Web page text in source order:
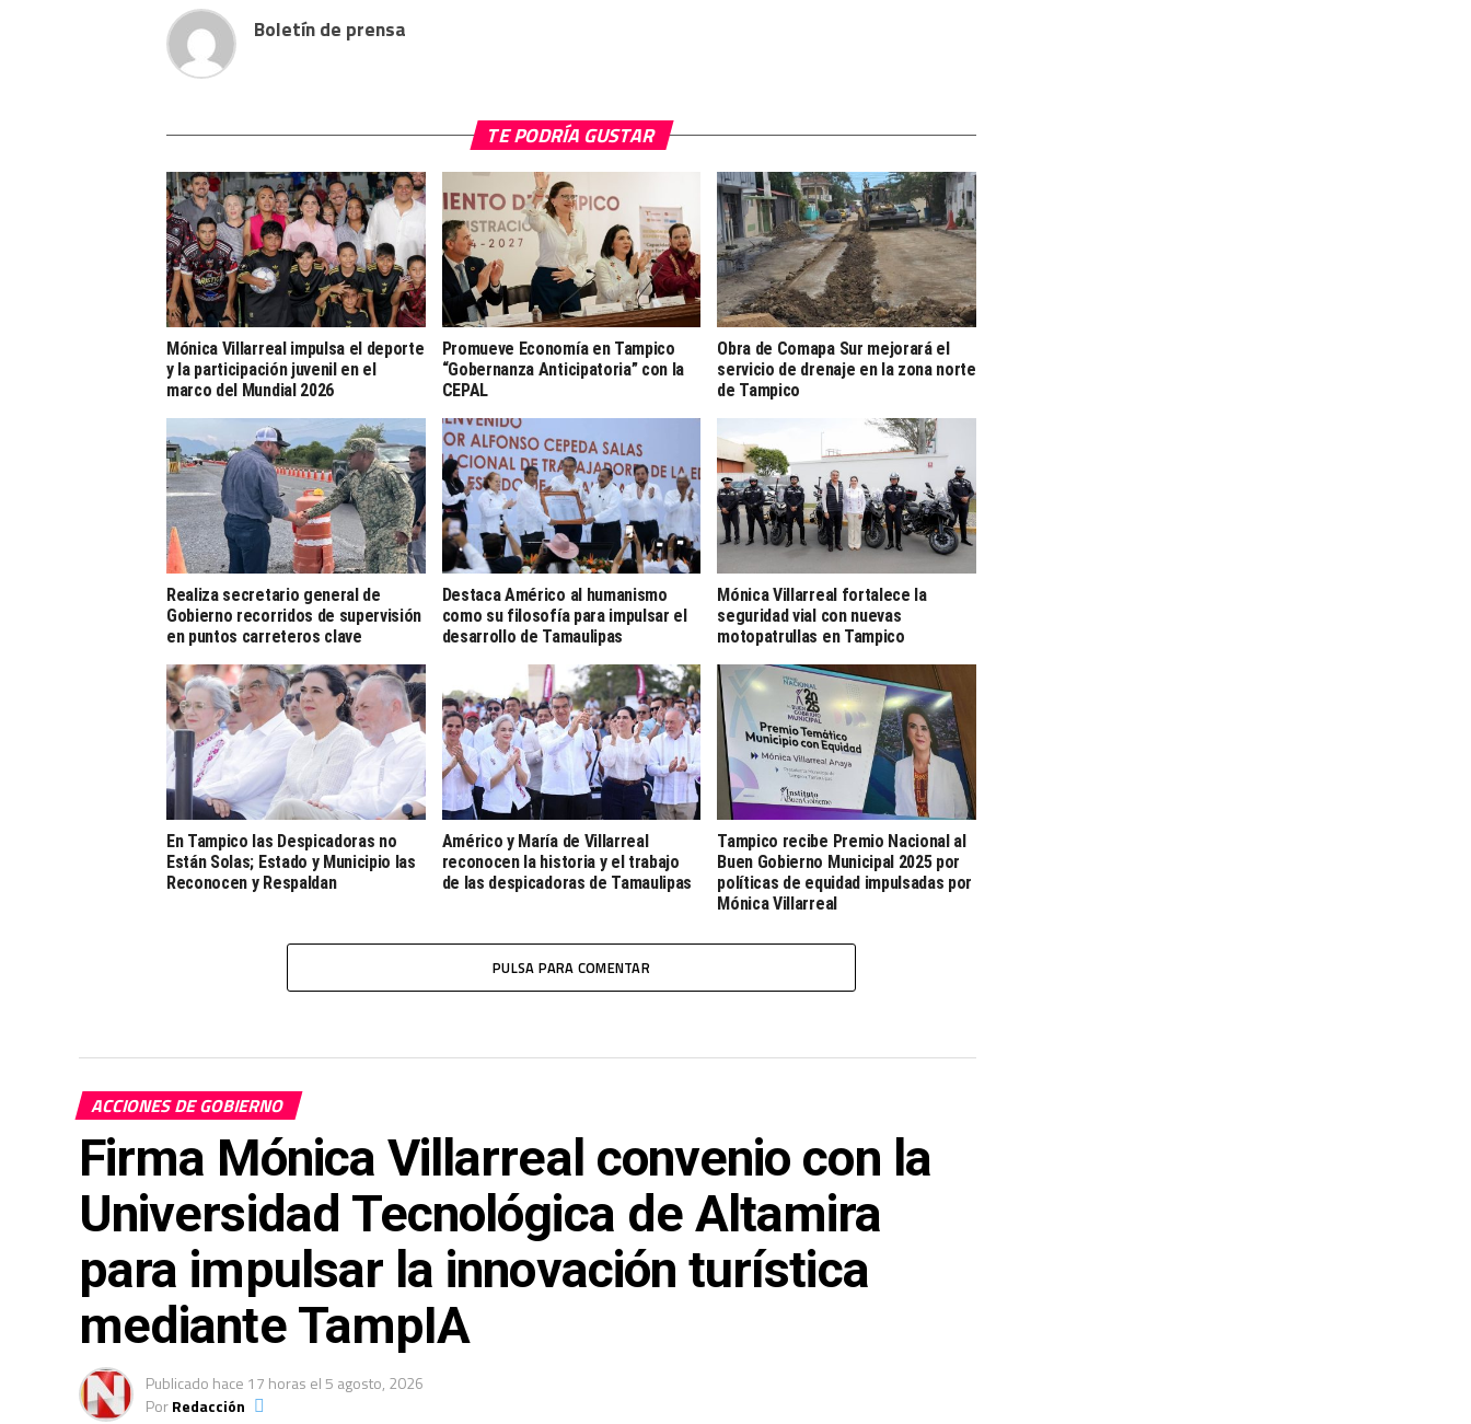
Boletín de prensa
TE PODRÍA GUSTAR
Mónica Villarreal impulsa el deporte
y la participación juvenil en el
marco del Mundial 2026
Promueve Economía en Tampico
“Gobernanza Anticipatoria” con la
CEPAL
Obra de Comapa Sur mejorará el
servicio de drenaje en la zona norte
de Tampico
Realiza secretario general de
Gobierno recorridos de supervisión
en puntos carreteros clave
Destaca Américo al humanismo
como su filosofía para impulsar el
desarrollo de Tamaulipas
Mónica Villarreal fortalece la
seguridad vial con nuevas
motopatrullas en Tampico
En Tampico las Despicadoras no
Están Solas; Estado y Municipio las
Reconocen y Respaldan
Américo y María de Villarreal
reconocen la historia y el trabajo
de las despicadoras de Tamaulipas
Tampico recibe Premio Nacional al
Buen Gobierno Municipal 2025 por
políticas de equidad impulsadas por
Mónica Villarreal
PULSA PARA COMENTAR
ACCIONES DE GOBIERNO
Firma Mónica Villarreal convenio con la
Universidad Tecnológica de Altamira
para impulsar la innovación turística
mediante TampIA
Publicado hace 17 horas el5 agosto, 2026
PorRedacción